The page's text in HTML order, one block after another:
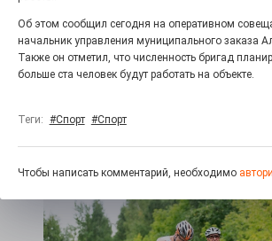
Юбилейным курсом
Гордость за ордена! Заводская улица
Об этом сообщил сегодня на оперативном
начальник управления муниципального заказа
Также он отметил, что численность бригад
больше ста человек будут работать на объекте.
Теги: #Спорт #Спорт
Чтобы написать комментарий, необходимо